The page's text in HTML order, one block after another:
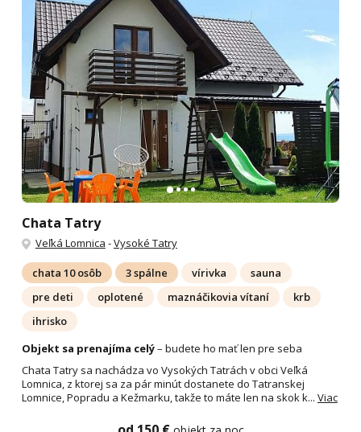
Chata Tatry
Veľká Lomnica -Vysoké Tatry
chata 10 osôb 3 spálne vírivka
sauna
pre deti
oplotené maznáčikovia vítaní
krb
ihrisko
Objekt sa prenajíma celý– budete ho mať len pre seba
Chata Tatry sa nachádza vo Vysokých Tatrách v obci Veľká
Lomnica, z ktorej sa za pár minút dostanete do Tatranskej
Lomnice, Popradu a Kežmarku, takže to máte len na skok k... Viac